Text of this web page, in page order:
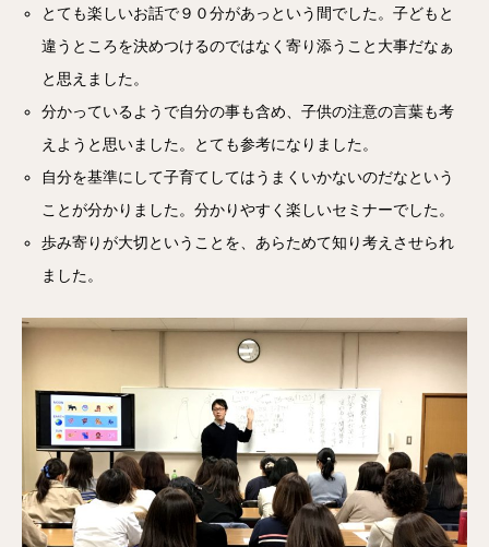
とても楽しいお話で９０分があっという間でした。子どもと
違うところを決めつけるのではなく寄り添うこと大事だなぁ
と思えました。
分かっているようで自分の事も含め、子供の注意の言葉も考
えようと思いました。とても参考になりました。
自分を基準にして子育てしてはうまくいかないのだなという
ことが分かりました。分かりやすく楽しいセミナーでした。
歩み寄りが大切ということを、あらためて知り考えさせられ
ました。